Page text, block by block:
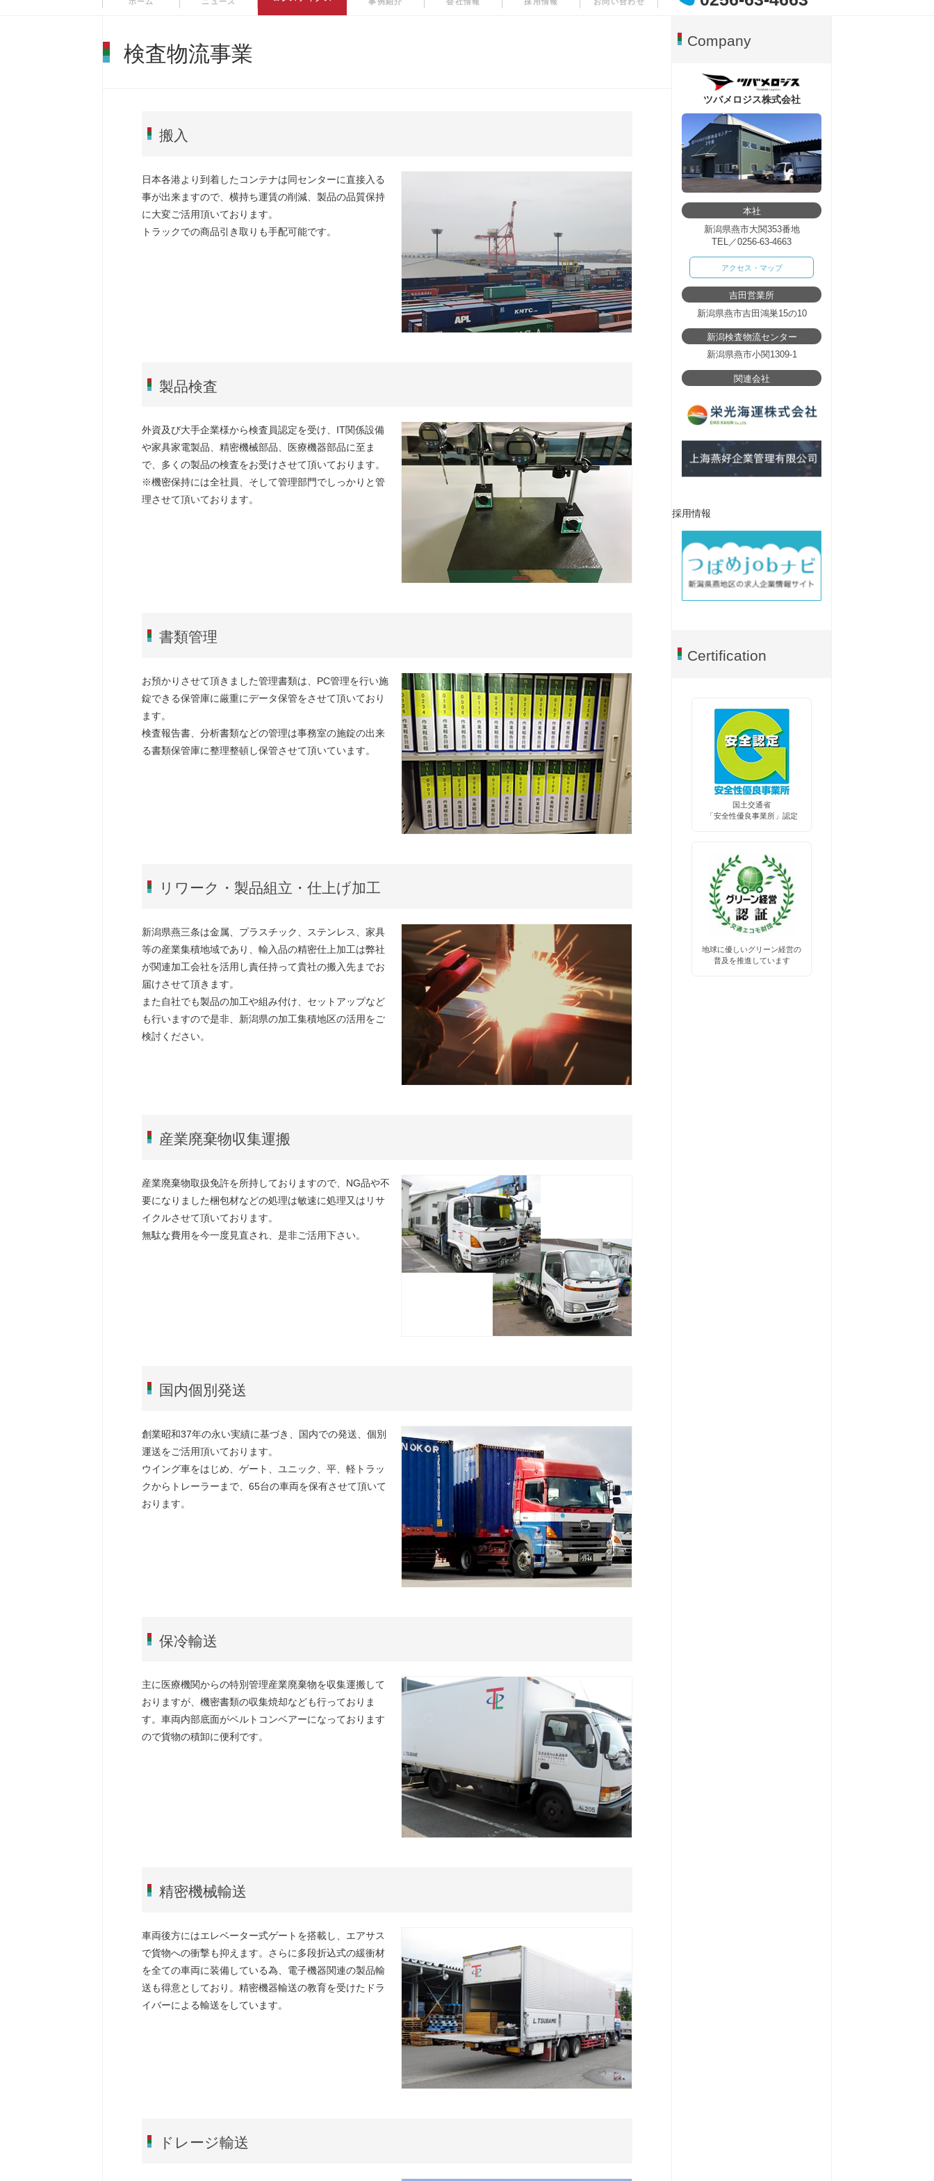
検査物流事業
搬入
日本各港より到着したコンテナは同センターに直接入る
事が出来ますので、横持ち運賃の削減、製品の品質保持
に大変ご活用頂いております。
トラックでの商品引き取りも手配可能です。
製品検査
外資及び大手企業様から検査員認定を受け、IT関係設備
や家具家電製品、精密機械部品、医療機器部品に至ま
で、多くの製品の検査をお受けさせて頂いております。
※機密保持には全社員、そして管理部門でしっかりと管
理させて頂いております。
書類管理
お預かりさせて頂きました管理書類は、PC管理を行い施
錠できる保管庫に厳重にデータ保管をさせて頂いており
ます。
検査報告書、分析書類などの管理は事務室の施錠の出来
る書類保管庫に整理整頓し保管させて頂いています。
リワーク・製品組立・仕上げ加工
新潟県燕三条は金属、プラスチック、ステンレス、家具
等の産業集積地域であり、輸入品の精密仕上加工は弊社
が関連加工会社を活用し責任持って貴社の搬入先までお
届けさせて頂きます。
また自社でも製品の加工や組み付け、セットアップなど
も行いますので是非、新潟県の加工集積地区の活用をご
検討ください。
産業廃棄物収集運搬
産業廃棄物取扱免許を所持しておりますので、NG品や不
要になりました梱包材などの処理は敏速に処理又はリサ
イクルさせて頂いております。
無駄な費用を今一度見直され、是非ご活用下さい。
国内個別発送
創業昭和37年の永い実績に基づき、国内での発送、個別
運送をご活用頂いております。
ウイング車をはじめ、ゲート、ユニック、平、軽トラッ
クからトレーラーまで、65台の車両を保有させて頂いて
おります。
保冷輸送
主に医療機関からの特別管理産業廃棄物を収集運搬して
おりますが、機密書類の収集焼却なども行っておりま
す。車両内部底面がベルトコンベアーになっております
ので貨物の積卸に便利です。
精密機械輸送
車両後方にはエレベーター式ゲートを搭載し、エアサス
で貨物への衝撃も抑えます。さらに多段折込式の緩衝材
を全ての車両に装備している為、電子機器関連の製品輸
送も得意としており。精密機器輸送の教育を受けたドラ
イバーによる輸送をしています。
ドレージ輸送
Company
ツバメロジス株式会社
本社
新潟県燕市大関353番地
TEL／0256-63-4663
アクセス・マップ
吉田営業所
新潟県燕市吉田鴻巣15の10
新潟検査物流センター
新潟県燕市小関1309-1
関連会社
採用情報
Certification
国土交通省
「安全性優良事業所」認定
地球に優しいグリーン経営の
普及 を推進しています